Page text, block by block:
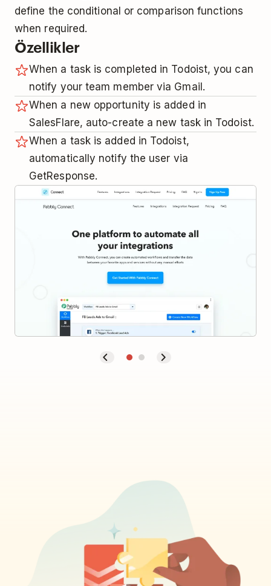
define the conditional or comparison functions
when required.
Özellikler
When a task is completed in Todoist, you can
notify your team member via Gmail.
When a new opportunity is added in
SalesFlare, auto-create a new task in Todoist.
When a task is added in Todoist,
automatically notify the user via
GetResponse.